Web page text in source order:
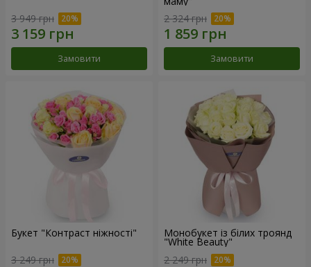
3 949 грн
Замовити
2 324 грн
Замовити
Букет "Контраст ніжності"
3 249 грн
Монобукет із білих троянд
"White Beauty"
2 249 грн